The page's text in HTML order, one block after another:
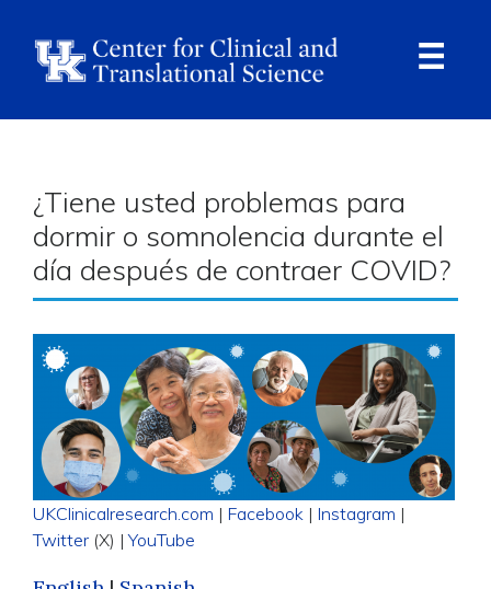
Breadcrumb
¿Tiene usted problemas para
dormir o somnolencia durante el
día después de contraer COVID?
UKClinicalresearch.com | Facebook | Instagram |
Twitter (X) |YouTube